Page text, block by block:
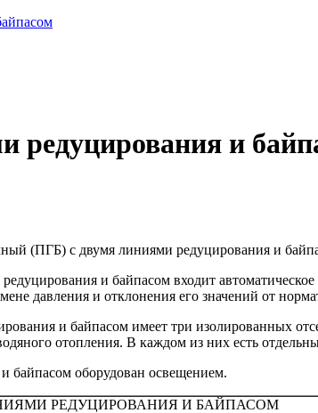
редуцирования и
(ПГБ) с двумя линиями редуцирования и
и байпасом входит
давления и отклонения его значений от
и байпасом имеет три изолированных
отопления. В каждом из них есть
байпасом оборудован освещением.
РЕДУЦИРОВАНИЯ И БАЙПАСОМ